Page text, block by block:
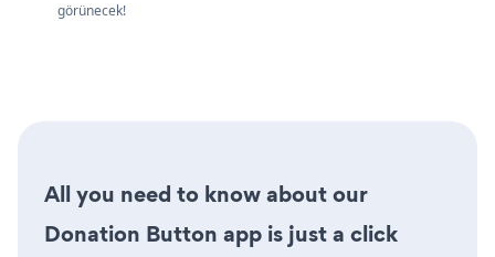
görünecek!
All you need to know about our
Donation Button app is just a click